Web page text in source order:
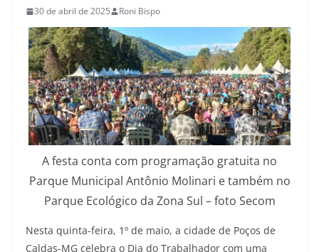
30 de abril de 2025 Roni Bispo
A festa conta com programação gratuita no
Parque Municipal Antônio Molinari e também no
Parque Ecológico da Zona Sul – foto Secom
Nesta quinta-feira, 1º de maio, a cidade de Poços de
Caldas-MG celebra o Dia do Trabalhador com uma